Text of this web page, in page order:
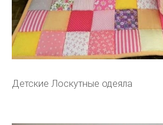
Детские Лоскутные одеяла